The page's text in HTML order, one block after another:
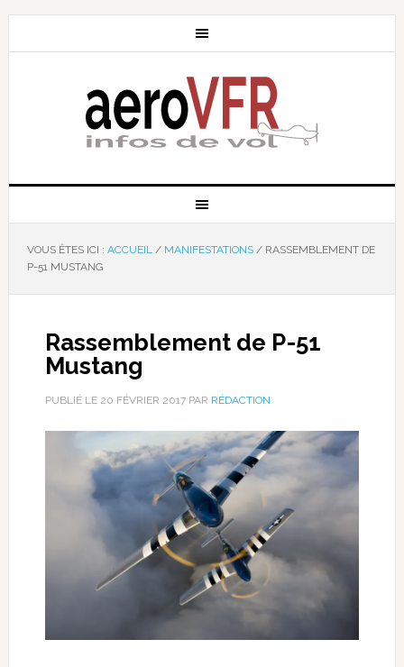
VOUS ÊTES ICI : ACCUEIL / MANIFESTATIONS /RASSEMBLEMENT DE
P-51 MUSTANG
Rassemblement de P-51
Mustang
PUBLIÉ LE 20 FÉVRIER 2017PAR RÉDACTION